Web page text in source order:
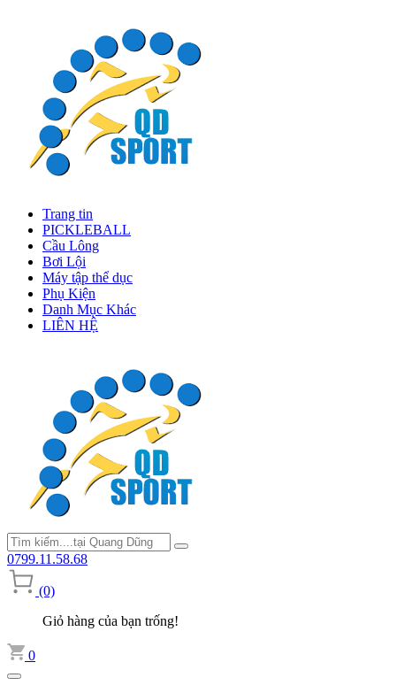
Trang tin
PICKLEBALL
Cầu Lông
Bơi Lội
Máy tập thể dục
Phụ Kiện
Danh Mục Khác
LIÊN HỆ
0799.11.58.68
(0)
Giỏ hàng của bạn trống!
0